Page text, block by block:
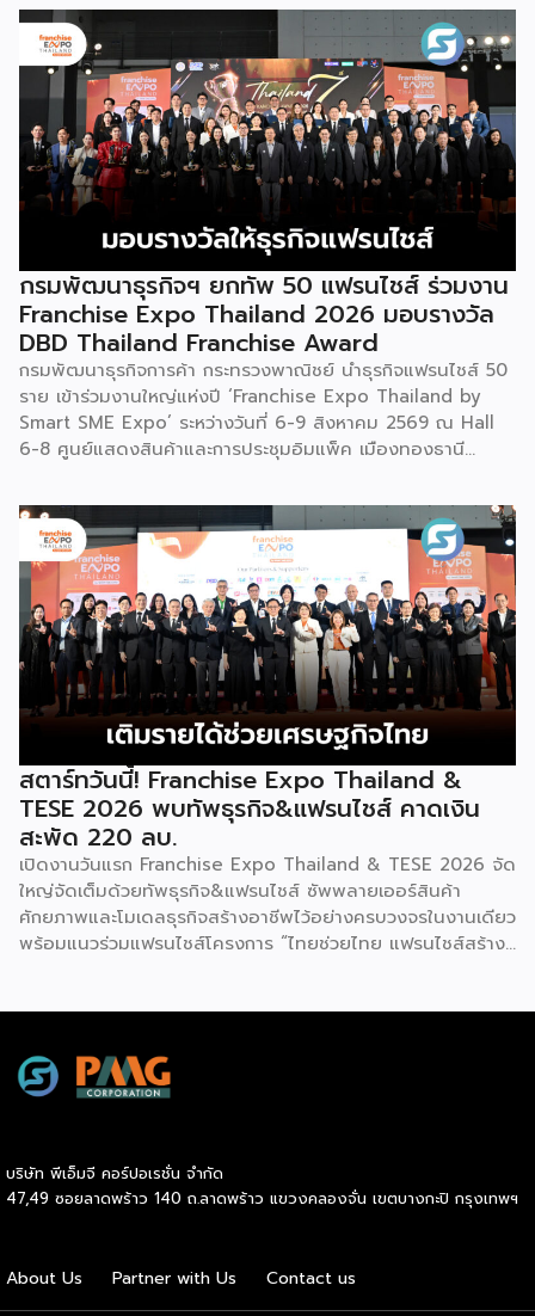
มีภารกิจหลัก คือการให้ทุนวิจัย ดูแลเรื่องการวิจัยในภาพรวม รวม
ถึงการให้รางวัล และสนับสนุนนักวิจัย ตั้งแต่ระดับเยาวชนไปจนถึง
นักวิจัยอาวุโส แน่นอนว่านี่เป็นหน่วยงานผู้อยู่เบื้องหลังงานวิจัย
ไทยตั้งแต่ต้นน้ำยันปลายน้ำ กิจกรรมที่นำมาจัดแสดงในบูธ
ครั้งนี้เป็นส่วนหนึ่งของทุนที่ วช. สนับสนุนภายใต้ชุดโครงการ
Innovative House ซึ่งมีเป้าหมายชัดเจน คือการแนะแนวและ
สนับสนุนให้ผู้ประกอบการนำนวัตกรรมที่ต่อยอดมาจากงานวิจัย
ไปพัฒนาต่อจนสามารถขายได้จริงในเชิงพาณิชย์ ไม่ใช่แค่งาน
วิจัยที่อยู่ในห้องแล็บ โดยสินค้าที่นำมาโชว์ในบูธจึงเป็นผลิตภัณฑ์
ที่ “พร้อมขาย” แล้วจริงๆ บางแบรนด์ขายออนไลน์ บางแบรนด์
ขายเฉพาะหน้าร้าน นอกจากนี้ ยังมีการสาธิตนำผลิตภัณฑ์ไป
แปรรูปเป็นเมนูอาหาร-เครื่องดื่มให้ผู้ร่วมงานเห็นวิธีใช้งานจริง
โดยนำ ‘น้ำผึ้ง’ ที่ไม่ได้นำมาวางขายแบบเดิม ๆ แต่แปรรูปเป็น
เครื่องดื่มสเลอปี้ให้ผู้ร่วมงานได้ชิมสดๆ หน้าบูธ เพื่อดึงดูดและ
สร้างประสบการณ์ให้คนในงานได้ทดลองสัมผัสสินค้าจริง และหาก
ใครสนใจก็สามารถซื้อ หัวเชื้อ กลับไปทำเครื่องดื่มต่อเองที่บ้านได้
เช่นกัน […]
กรมพัฒนาธุรกิจฯ ยกทัพ 50 แฟรนไชส์ ร่วมงาน
Franchise Expo Thailand 2026 มอบรางวัล
DBD Thailand Franchise Award
กรมพัฒนาธุรกิจการค้า กระทรวงพาณิชย์ นำธุรกิจแฟรนไชส์ 50
ราย เข้าร่วมงานใหญ่แห่งปี ‘Franchise Expo Thailand by
Smart SME Expo’ ระหว่างวันที่ 6-9 สิงหาคม 2569 ณ Hall
6-8 ศูนย์แสดงสินค้าและการประชุมอิมแพ็ค เมืองทองธานี
2026 ให้แก่ผู้ประกอบธุรกิจแฟรนไชส์ที่อยู่ในการส่งเสริมสนับสนุน
ของกรมฯ นายพูนพงษ์ นัยนาภากรณ์ อธิบดีกรมพัฒนาธุรกิจ
การค้า กระทรวงพาณิชย์ เปิดเผยภายหลังเป็นประธานเปิดงาน
“งานแฟรนไชส์ เอ็กซ์โป ไทยแลนด์ บาย สมาร์ท เอสเอ็มอี เอ็กซ์
โป (Franchise Expo Thailand by Smart SME Expo)” ซึ่ง
เป็นงานแสดงธุรกิจแฟรนไชส์ชั้นนำที่จัดขึ้นโดย บริษัท พีเอ็มจี
คอร์ปอเรชัน จำกัด เพื่อยกระดับศักยภาพของผู้ประกอบการและ
เจ้าของธุรกิจที่ต้องการขยายกิจการผ่านระบบแฟรนไชส์ […]
สตาร์ทวันนี้! Franchise Expo Thailand &
TESE 2026 พบทัพธุรกิจ&แฟรนไชส์ คาดเงิน
สะพัด 220 ลบ.
เปิดงานวันแรก Franchise Expo Thailand & TESE 2026 จัด
ใหญ่จัดเต็มด้วยทัพธุรกิจ&แฟรนไชส์ ซัพพลายเออร์สินค้า
ศักยภาพและโมเดลธุรกิจสร้างอาชีพไว้อย่างครบวงจรในงานเดียว
พร้อมแนวร่วมแฟรนไชส์โครงการ “ไทยช่วยไทย แฟรนไชส์สร้าง
จบในงานด้วยสินเชื่อ และทำเลทองทั่วประเทศ พร้อมเสวนาให้
ความรู้โดยผู้ทรงคุณวุฒิคับคั่ง และกิจกรรมเจรจาจับคู่ธุรกิจทั้งใน
220 ล้านบาท นายพูนพงษ์ นัยนาภากรณ์ อธิบดีกรมพัฒนา
ธุรกิจการค้า กระทรวงพาณิชย์ กล่าวว่า งาน ” Franchise Expo
Thailand & Thailand E-Commerce Selection Expo
วงจร […]
บริษัท พีเอ็มจี คอร์ปอเรชั่น จำกัด
47,49 ซอยลาดพร้าว 140 ถ.ลาดพร้าว แขวงคลองจั่น เขตบางกะปิ กรุงเทพฯ
About Us Partner with Us Contact us